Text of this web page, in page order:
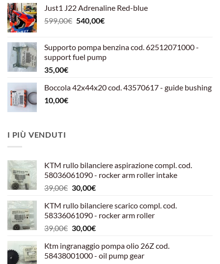
Just1 J22 Adrenaline Red-blue
599,00€ Il
era:
599,00€.
540,00€Il
è:
540,00€.
Supporto pompa benzina cod. 62512071000 -
support fuel pump
35,00€
Boccola 42x44x20 cod. 43570617 - guide bushing
10,00€
I PIÙ VENDUTI
KTM rullo bilanciere aspirazione compl. cod.
58036061090 - rocker arm roller intake
39,00€ Il
originale
era:
39,00€.
30,00€Il
attuale
è:
30,00€.
KTM rullo bilanciere scarico compl. cod.
58336061090 - rocker arm roller
39,00€ Il
originale
era:
30,00€Il
attuale
è:
Ktm ingranaggio pompa olio 26Z cod.
58438001000 - oil pump gear